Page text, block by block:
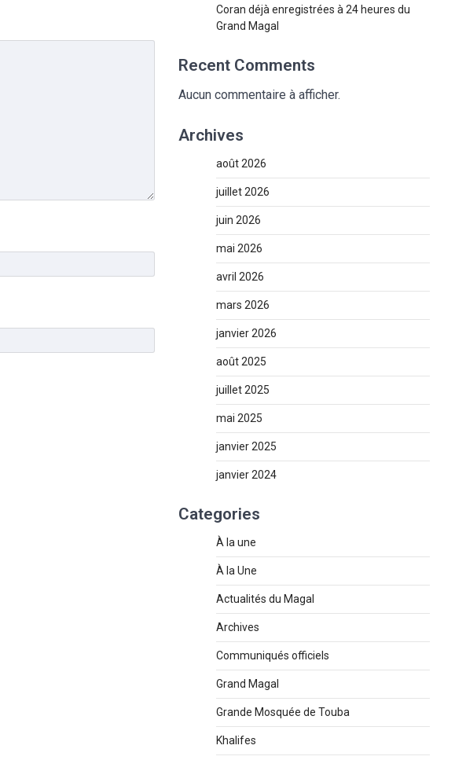
Coran déjà enregistrées à 24 heures du
Grand Magal
Recent Comments
Aucun commentaire à afficher.
Archives
août 2026
juillet 2026
juin 2026
mai 2026
avril 2026
mars 2026
janvier 2026
août 2025
juillet 2025
mai 2025
janvier 2025
janvier 2024
Categories
À la une
À la Une
Actualités du Magal
Archives
Communiqués officiels
Grand Magal
Grande Mosquée de Touba
Khalifes